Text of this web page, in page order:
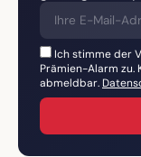
Ich stimme der
Prämien-Alarm zu.
abmeldbar.